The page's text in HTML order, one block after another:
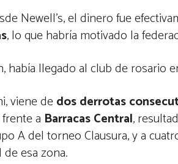
Newell’s, el dinero fue
, lo que habría motivado la
había llegado al club de rosario
viene dedos derrotas
a Barracas Central,
A del torneo Clausura, y a
esa zona.